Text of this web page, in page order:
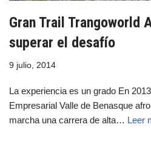
Gran Trail Trangoworld
superar el desafío
9 julio, 2014
La experiencia es un grado En
Empresarial Valle de Benasque
marcha una carrera de alta… Leer